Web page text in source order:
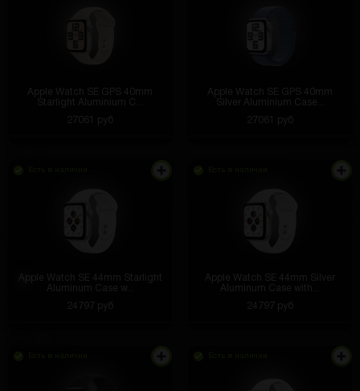
Apple Watch SE GPS 40mm
Starlight Aluminium C...
27061 руб
Apple Watch SE GPS 40mm
Silver Aluminium Case...
27061 руб
Apple Watch SE 44mm Starlight
Aluminum Case w...
24797 руб
Apple Watch SE 44mm Silver
Aluminum Case with...
24797 руб